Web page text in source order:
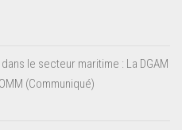
le secteur maritime : La DGAM
(Communiqué)